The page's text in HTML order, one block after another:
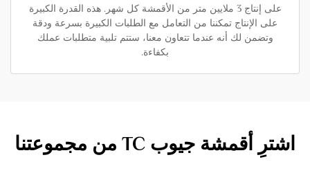
على إنتاج 3 ملايين متر من الأقمشة كل شهر. هذه القدرة الكبيرة
على الإنتاج تمكننا من التعامل مع الطلبات الكبيرة بسرعة ودقة
وتضمن لك أنه عندما تتعاون معنا، ستتم تلبية متطلبات عملك
بكفاءة.
اشترِ أقمشة جيوب TC من مجموعتنا